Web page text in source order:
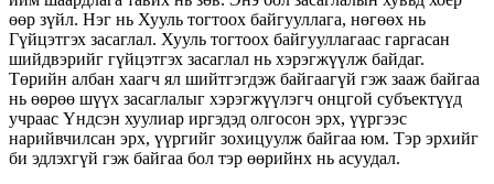
өөр зүйл. Нэг нь Хууль тогтоох байгууллага, нөгөөх нь
Гүйцэтгэх засаглал. Хууль тогтоох байгууллагаас гаргасан
шийдвэрийг гүйцэтгэх засаглал нь хэрэгжүүлж байдаг.
Төрийн албан хаагч ял шийтгэгдэж байгаагүй гэж зааж байгаа
нь өөрөө шүүх засаглалыг хэрэгжүүлэгч онцгой субъектүүд
учраас Үндсэн хуулиар иргэдэд олгосон эрх, үүргээс
нарийвчилсан эрх, үүргийг зохицуулж байгаа юм. Тэр эрхийг
би эдлэхгүй гэж байгаа бол тэр өөрийнх нь асуудал.